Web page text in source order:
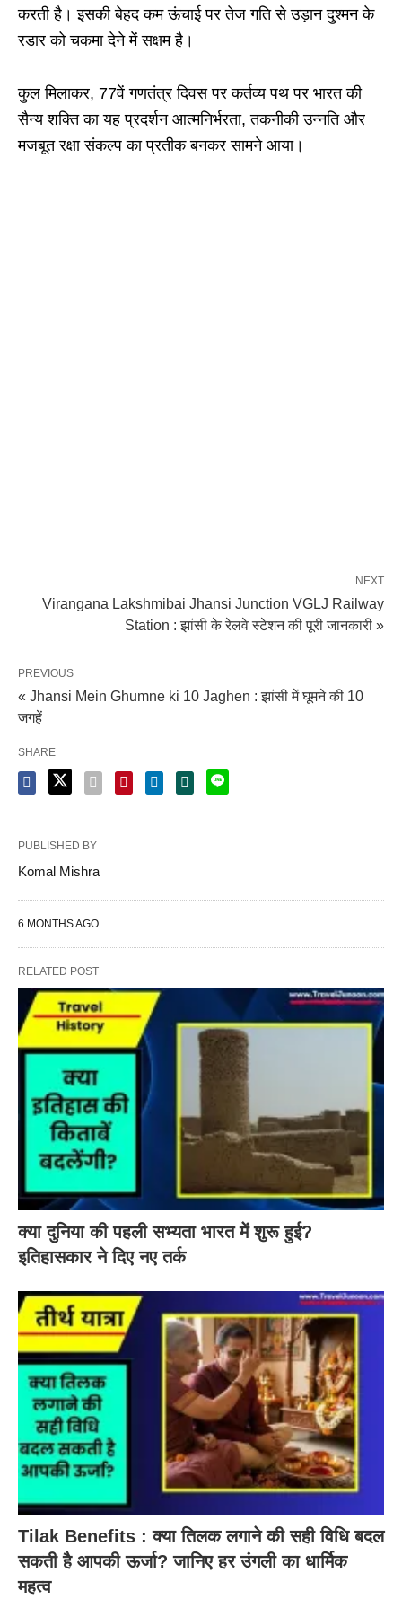
करती है। इसकी बेहद कम ऊंचाई पर तेज गति से उड़ान दुश्मन के
रडार को चकमा देने में सक्षम है।
कुल मिलाकर, 77वें गणतंत्र दिवस पर कर्तव्य पथ पर भारत की
सैन्य शक्ति का यह प्रदर्शन आत्मनिर्भरता, तकनीकी उन्नति और
मजबूत रक्षा संकल्प का प्रतीक बनकर सामने आया।
NEXT
Virangana Lakshmibai Jhansi Junction VGLJ Railway
Station : झांसी के रेलवे स्टेशन की पूरी जानकारी »
PREVIOUS
« Jhansi Mein Ghumne ki 10 Jaghen : झांसी में घूमने की 10
जगहें
SHARE
PUBLISHED BY
Komal Mishra
6 MONTHS AGO
RELATED POST
क्या दुनिया की पहली सभ्यता भारत में शुरू हुई?
इतिहासकार ने दिए नए तर्क
Tilak Benefits : क्या तिलक लगाने की सही विधि बदल
सकती है आपकी ऊर्जा? जानिए हर उंगली का धार्मिक
महत्व